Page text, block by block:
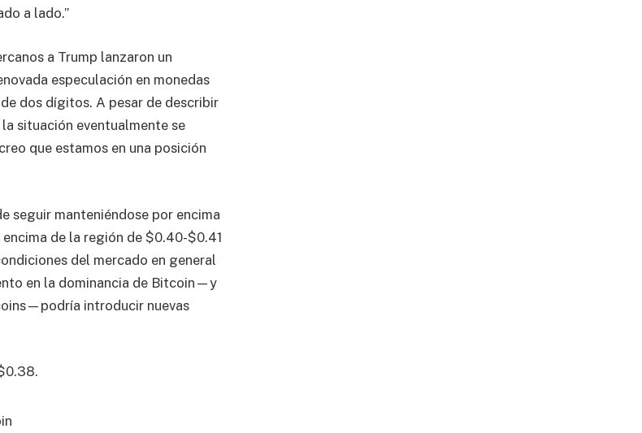
a lado.”
a Trump lanzaron un
especulación en monedas
dos dígitos. A pesar de describir
situación eventualmente se
que estamos en una posición
seguir manteniéndose por encima
de la región de $0.40-$0.41
del mercado en general
en la dominancia de Bitcoin—y
introducir nuevas